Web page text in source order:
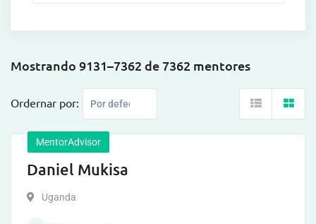
Mostrando 9131–7362 de 7362 mentores
Ordernar por:
MentorAdvisor
Daniel Mukisa
Uganda